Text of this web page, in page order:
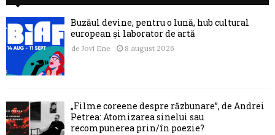
Buzăul devine, pentru o lună, hub cultural
european și laborator de artă
de Jovi Ene 8 august 2026
„Filme coreene despre răzbunare”, de Andrei
Petrea: Atomizarea sinelui sau
recompunerea prin/în poezie?